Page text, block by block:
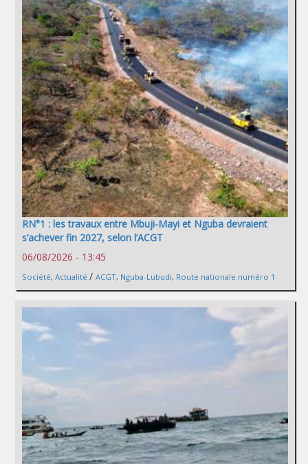
RN°1 : les travaux entre Mbuji-Mayi et Nguba devraient
s’achever fin 2027, selon l’ACGT
06/08/2026 - 13:45
Société, Actualité / ACGT, Nguba-Lubudi, Route nationale numéro 1